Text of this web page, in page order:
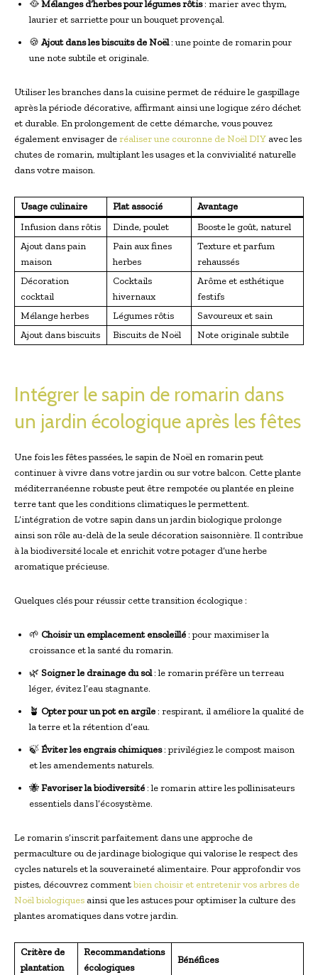
🥘Mélanges d’herbes pour légumes rôtis: marier avec thym,
laurier et sarriette pour un bouquet provençal.
🍪 Ajout dans les biscuits de Noël: une pointe de romarin pour
une note subtile et originale.
Utiliser les branches dans la cuisine permet de réduire le gaspillage
après la période décorative, affirmant ainsi une logique zéro déchet
et durable. En prolongement de cette démarche, vous pouvez
également envisager deréaliser une couronne de Noël DIY avec les
chutes de romarin, multiplant les usages et la convivialité naturelle
dans votre maison.
Usage culinaire Plat associé
Avantage
Infusion dans rôtis
Dinde, poulet
Booste le goût, naturel
Ajout dans pain
maison
Pain aux fines
herbes
Texture et parfum
rehaussés
Décoration
cocktail
Cocktails
hivernaux
Arôme et esthétique
festifs
Mélange herbes
Légumes rôtis
Savoureux et sain
Ajout dans biscuits
Biscuits de Noël Note originale subtile
Intégrer le sapin de romarin dans
un jardin écologique après les fêtes
Une fois les fêtes passées, le sapin de Noël en romarin peut
continuer à vivre dans votre jardin ou sur votre balcon. Cette plante
méditerranéenne robuste peut être rempotée ou plantée en pleine
terre tant que les conditions climatiques le permettent.
L’intégration de votre sapin dans un jardin biologique prolonge
ainsi son rôle au-delà de la seule décoration saisonnière. Il contribue
à la biodiversité locale et enrichit votre potager d’une herbe
aromatique précieuse.
Quelques clés pour réussir cette transition écologique :
🌱 Choisir un emplacement ensoleillé: pour maximiser la
croissance et la santé du romarin.
🌿 Soigner le drainage du sol: le romarin préfère un terreau
léger, évitez l’eau stagnante.
🪴 Opter pour un pot en argile: respirant, il améliore la qualité de
la terre et la rétention d’eau.
🍃Éviter les engrais chimiques: privilégiez le compost maison
et les amendements naturels.
🐝Favoriser la biodiversité: le romarin attire les pollinisateurs
essentiels dans l’écosystème.
Le romarin s’inscrit parfaitement dans une approche de
permaculture ou de jardinage biologique qui valorise le respect des
cycles naturels et la souveraineté alimentaire. Pour approfondir vos
pistes, découvrez commentbien choisir et entretenir vos arbres de
Noël biologiques ainsi que les astuces pour optimiser la culture des
plantes aromatiques dans votre jardin.
Critère de
plantation
Recommandations
écologiques
Bénéfices